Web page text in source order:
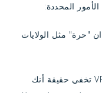
"حرة" مثل الولايات
هذه طريقة راقية للقول إن VPN تخفي حقيقة أنك